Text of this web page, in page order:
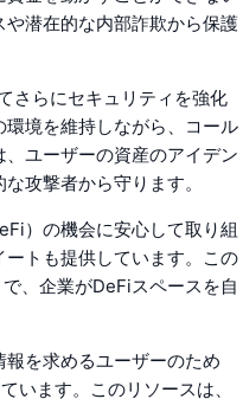
潜在的な内部詐欺から保護
さらにセキュリティを強化
境を維持しながら、コール
ユーザーの資産のアイデン
攻撃者から守ります。
）の機会に安心して取り組
トも提供しています。この
、企業がDeFiスペースを自
を求めるユーザーのため
います。このリソースは、